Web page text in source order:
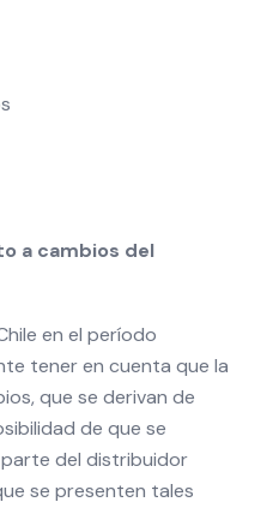
a cambios del
en el período
tener en cuenta que la
que se derivan de
de que se
del distribuidor
se presenten tales